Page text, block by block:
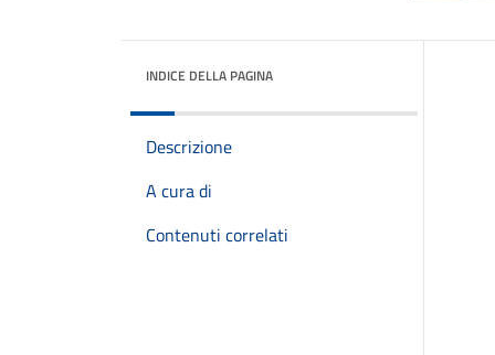
INDICE DELLA PAGINA
Descrizione
A cura di
Contenuti correlati